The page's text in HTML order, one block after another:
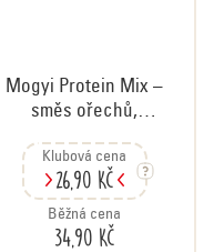
Mogyi Protein Mix –
směs ořechů,
bobů, 70 g
Klubová cena
26,90 Kč
Běžná cena
34,90 Kč